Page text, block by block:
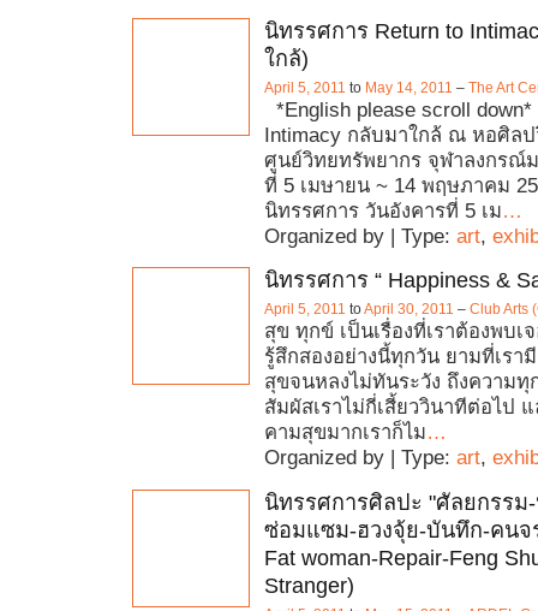
นิทรรศการ Return to
ใกล้)
April 5, 2011 to May 14, 2011 – The Art
*English please scroll down*
Intimacy กลับมาใกล้ ณ หอศิล
ศูนย์วิทยทรัพยากร จุฬาลงกรณ์
ที่ 5 เมษายน ~ 14 พฤษภาคม
นิทรรศการ วันอังคารที่ 5 เม…
Organized by | Type: art,
นิทรรศการ “ Happiness &
April 5, 2011 toApril 30, 2011 – Club Arts
สุข ทุกข์ เป็นเรื่องที่เราต้องพบเ
รู้สึกสองอย่างนี้ทุกวัน ยามที่เรา
สุขจนหลงไม่ทันระวัง ถึงความทุ
สัมผัสเราไม่กี่เสี้ยววินาทีต่อไป แ
คามสุขมากเราก็ไม…
Organized by | Type: art,
นิทรรศการศิลปะ "ศัลยกรรม
ซ่อมแซม-ฮวงจุ้ย-บันทึก-คนจ
Fat woman-Repair-Feng
Stranger)